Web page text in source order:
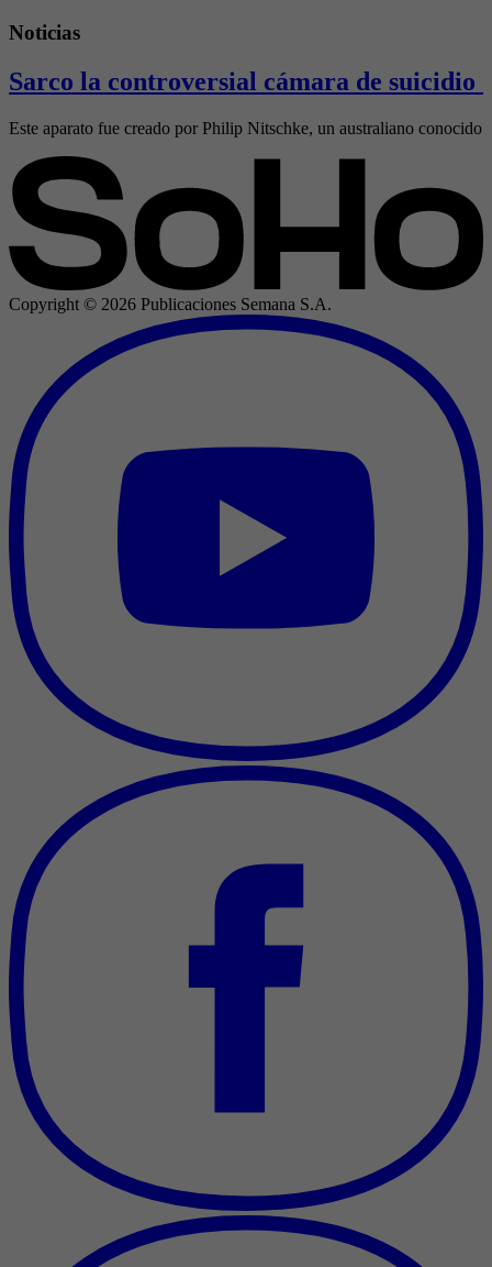
Noticias
Sarco la controversial cámara de suicidio
Este aparato fue creado por Philip Nitschke, un australiano conocido
Copyright © 2026 Publicaciones Semana S.A.